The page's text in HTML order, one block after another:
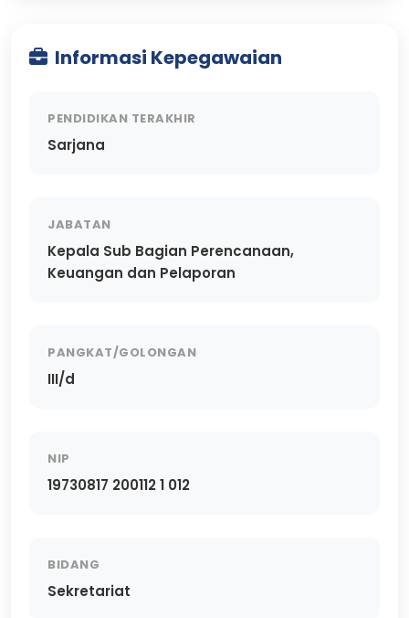
Informasi Kepegawaian
PENDIDIKAN TERAKHIR
Sarjana
JABATAN
Kepala Sub Bagian Perencanaan,
Keuangan dan Pelaporan
PANGKAT/GOLONGAN
III/d
NIP
19730817 200112 1 012
BIDANG
Sekretariat